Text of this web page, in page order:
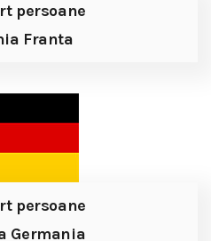
persoane
Franta
persoane
Germania